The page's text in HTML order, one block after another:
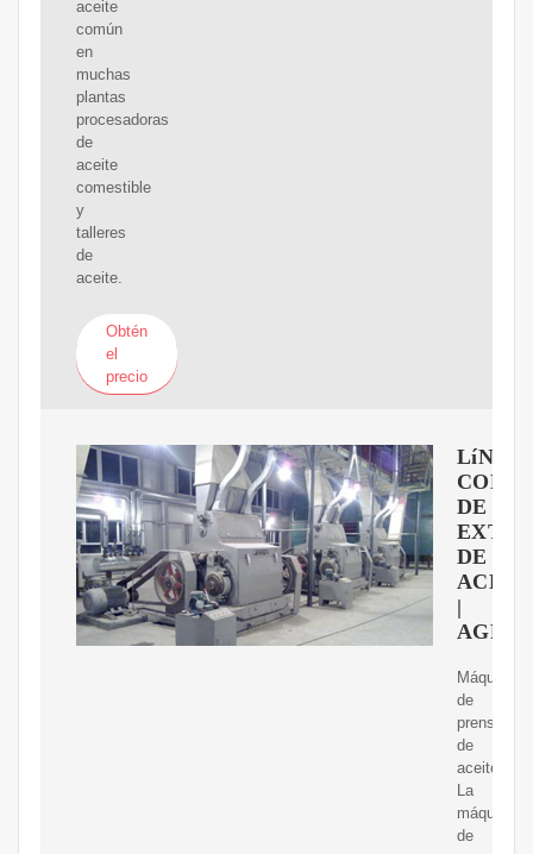
aceite
común
en
muchas
plantas
procesadoras
de
aceite
comestible
y
talleres
de
aceite.
Obtén
el
precio
LíNEA
DE
DE
|
Máquina
de
prensa
de
aceite.
La
máquina
de